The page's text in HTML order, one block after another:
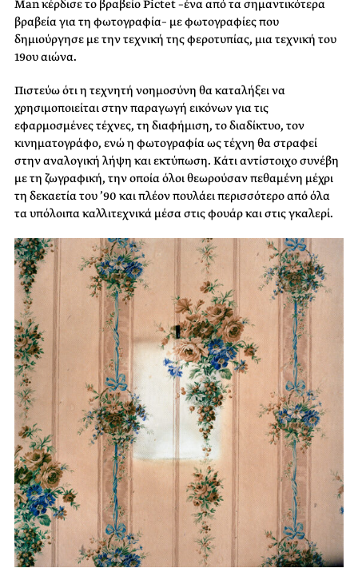
Man κέρδισε το βραβείο Pictet –ένα από τα σημαντικότερα
βραβεία για τη φωτογραφία– με φωτογραφίες που
δημιούργησε με την τεχνική της φεροτυπίας, μια τεχνική του
19ου αιώνα.
Πιστεύω ότι η τεχνητή νοημοσύνη θα καταλήξει να
χρησιμοποιείται στην παραγωγή εικόνων για τις
εφαρμοσμένες τέχνες, τη διαφήμιση, το διαδίκτυο, τον
κινηματογράφο, ενώ η φωτογραφία ως τέχνη θα στραφεί
στην αναλογική λήψη και εκτύπωση. Κάτι αντίστοιχο συνέβη
με τη ζωγραφική, την οποία όλοι θεωρούσαν πεθαμένη μέχρι
τη δεκαετία του ’90 και πλέον πουλάει περισσότερο από όλα
τα υπόλοιπα καλλιτεχνικά μέσα στις φουάρ και στις γκαλερί.